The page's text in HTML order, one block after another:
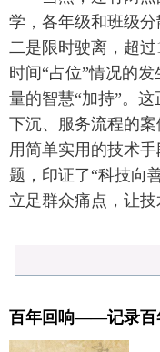
学，各年级和班级分
二是限时驶离，超
时间“占位”情况的
量的智慧“加持”。
下沉、服务流程的案
用简单实用的技术
题，印证了“科技
立足群众痛点，让技
百年回响——记录百